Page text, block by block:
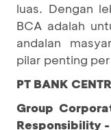
luas. Dengan
BCA adalah
andalan
pilar penting
PT BANK
Group
Responsibility -